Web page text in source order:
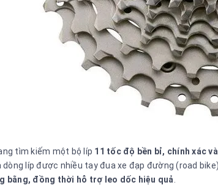
tìm kiếm một bộ líp 11 tốc độ bền bỉ, chính xác
dòng líp được nhiều tay đua xe đạp đường (road
bằng, đồng thời hỗ trợ leo dốc hiệu quả